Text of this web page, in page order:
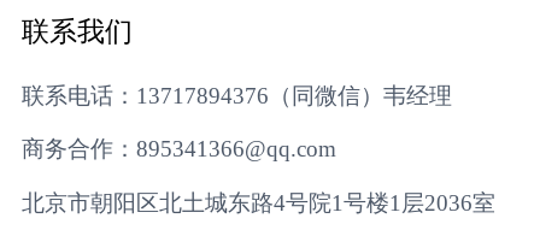
联系我们
联系电话：13717894376（同微信）韦经理
商务合作：895341366@qq.com
北京市朝阳区北土城东路4号院1号楼1层2036室